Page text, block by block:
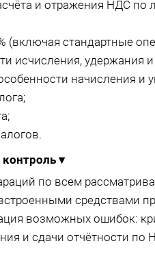
и отражения НДС по
(включая стандартные
исчисления, удержания
начисления и
▾
по всем
средствами
возможных ошибок:
и сдачи отчётности